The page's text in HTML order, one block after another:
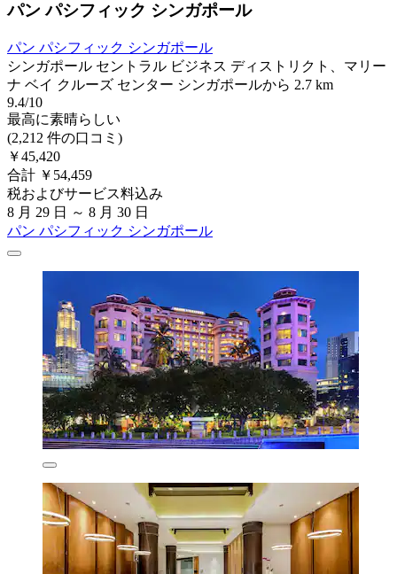
パン パシフィック シンガポール
パン パシフィック シンガポール
シンガポール セントラル ビジネス ディストリクト、マリー
ナ ベイ クルーズ センター シンガポールから 2.7 km
9.4/10
最高に素晴らしい
(2,212 件の口コミ)
￥45,420
合計 ￥54,459
税およびサービス料込み
8 月 29 日 ～ 8 月 30 日
パン パシフィック シンガポール